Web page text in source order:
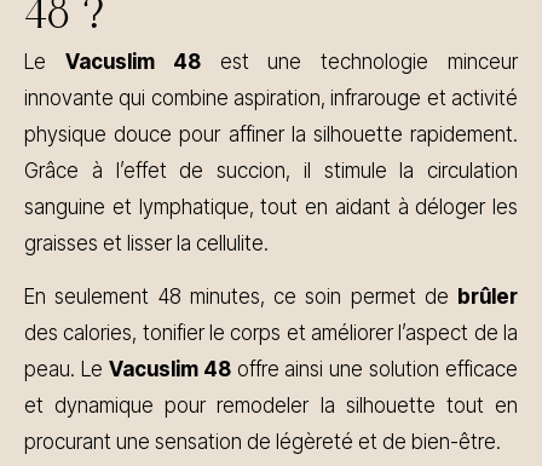
48 ?
Le Vacuslim 48est une technologie minceur
innovante qui combine aspiration, infrarouge et activité
physique douce pour affiner la silhouette rapidement.
Grâce à l’effet de succion, il stimule la circulation
sanguine et lymphatique, tout en aidant à déloger les
graisses et lisser la cellulite.
En seulement 48 minutes, ce soin permet de brûler
des calories, tonifier le corps et améliorer l’aspect de la
peau. Le Vacuslim 48offre ainsi une solution efficace
et dynamique pour remodeler la silhouette tout en
procurant une sensation de légèreté et de bien-être.